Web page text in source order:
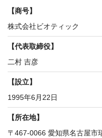
【商号】
株式会社ビオティック
【代表取締役】
二村 吉彦
【設立】
1995年6月22日
【所在地】
〒467-0066 愛知県名古屋市